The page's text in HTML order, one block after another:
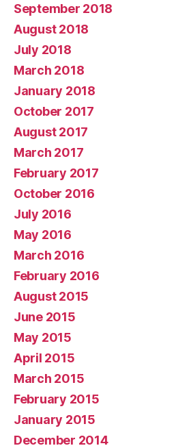
September 2018
August 2018
July 2018
March 2018
January 2018
October 2017
August 2017
March 2017
February 2017
October 2016
July 2016
May 2016
March 2016
February 2016
August 2015
June 2015
May 2015
April 2015
March 2015
February 2015
January 2015
December 2014